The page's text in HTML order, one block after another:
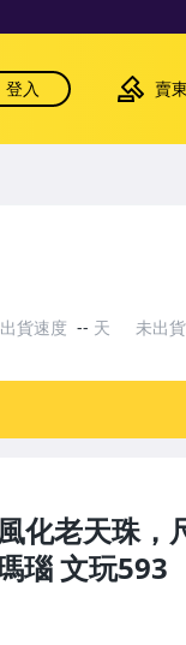
登入 賣
化老天珠，
瑙 文玩593
出貨速度 -- 天 未出